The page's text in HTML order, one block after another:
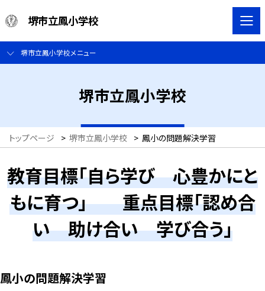
堺市立鳳小学校
堺市立鳳小学校メニュー
堺市立鳳小学校
トップページ > 堺市立鳳小学校 > 鳳小の問題解決学習
教育目標「自ら学び 心豊かにと
もに育つ」 重点目標「認め合
い 助け合い 学び合う」
鳳小の問題解決学習